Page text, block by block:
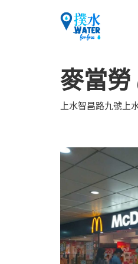
麥當
上水智昌路九號上